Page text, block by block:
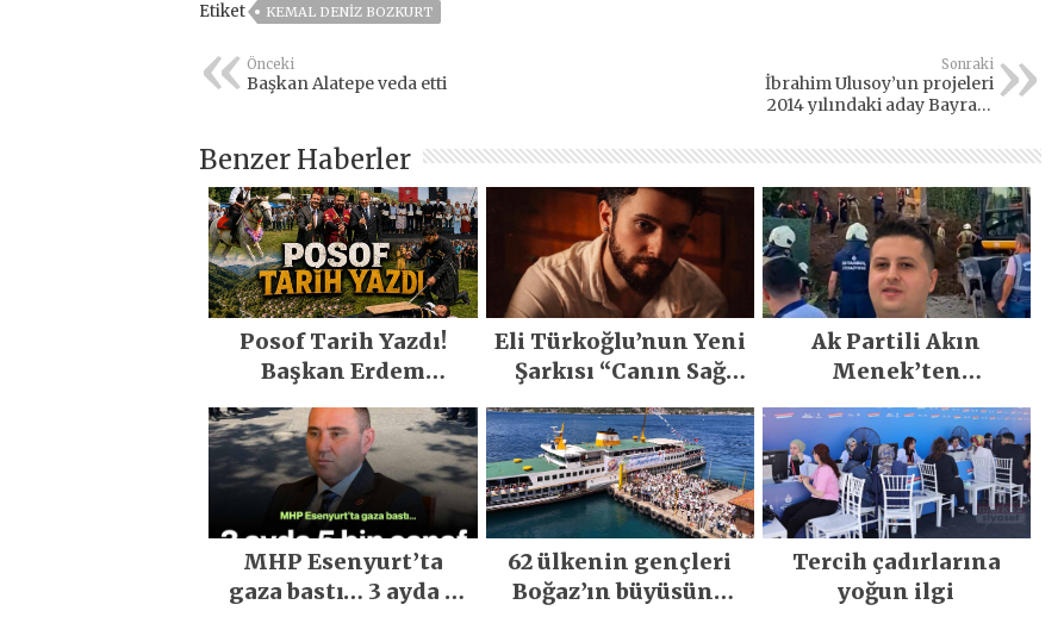
Etiket KEMAL DENIZ BOZKURT
Önceki
Başkan Alatepe veda etti
Sonraki
İbrahim Ulusoy’un projeleri
2014 yılındaki aday Bayram
Benzer Haberler
Posof Tarih Yazdı!
Başkan Erdem
Emeğiyle Son Yılların
En Büyük Festivali
Gerçekleşti
Eli Türkoğlu’nun Yeni
Şarkısı “Canın Sağ
Gördü!..
Ak Partili Akın
Menek’ten
heyelan sonrası
kritik uyarı
MHP Esenyurt’ta
gaza bastı… 3 ayda 5
62 ülkenin gençleri
Boğaz’ın büyüsüne
Tercih çadırlarına
yoğun ilgi